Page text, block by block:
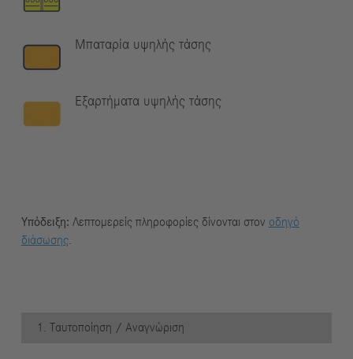
Μπαταρία υψηλής τάσης
Εξαρτήματα υψηλής τάσης
Υπόδειξη: Λεπτομερείς πληροφορίες δίνονται στον οδηγό
διάσωσης.
1. Ταυτοποίηση / Αναγνώριση